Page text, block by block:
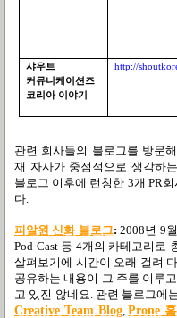
샤우트
커뮤니케이션즈
코리아 이야기
http://
관련 회사들의 블로그를 방문
재 자사가 중점적으로 생각하
블로그 이후에 런칭한 3개 PR회
다.
피 알원 신화 블로그: 2008년 9
Pod Cast 등 4개의 카테고리로
살펴보기에 시간이 오래 걸려
공유하는 내용이 그 주를 이루
고 있진 않네요. 관련 블로그에
Creative Team Blog,Prone